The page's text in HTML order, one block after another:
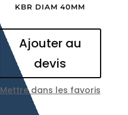
KBR DIAM 40MM
Ajouter au
devis
Mettre dans les favoris